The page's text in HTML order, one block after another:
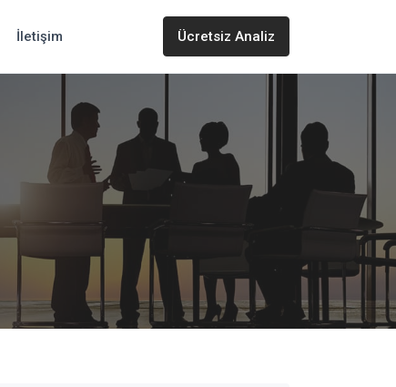
İletişim Ücretsiz Analiz